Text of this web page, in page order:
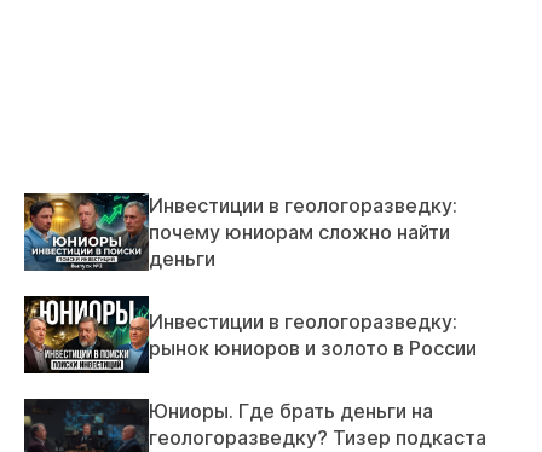
Инвестиции в геологоразведку:
почему юниорам сложно найти
деньги
Инвестиции в геологоразведку:
рынок юниоров и золото в России
Юниоры. Где брать деньги на
геологоразведку? Тизер подкаста